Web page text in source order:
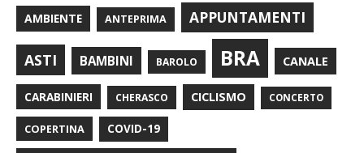
AMBIENTE ANTEPRIMA APPUNTAMENTI
ASTI BAMBINI BAROLO BRA CANALE
CARABINIERI CHERASCO CICLISMO CONCERTO
COPERTINA COVID-19